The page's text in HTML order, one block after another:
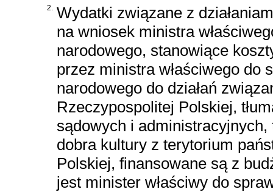
2.
Wydatki związane z
na wniosek ministra
narodowego, stanowiące
przez ministra właściwego do
narodowego do działań
Rzeczypospolitej Polskiej,
sądowych i
dobra kultury z terytorium
Polskiej, finansowane są z
jest minister właściwy do